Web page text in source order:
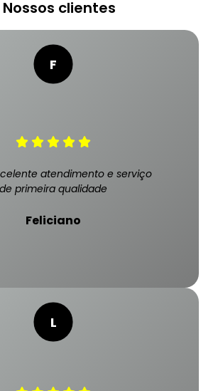
Nossos clientes
atendimento e serviço
de primeira qualidade
Feliciano